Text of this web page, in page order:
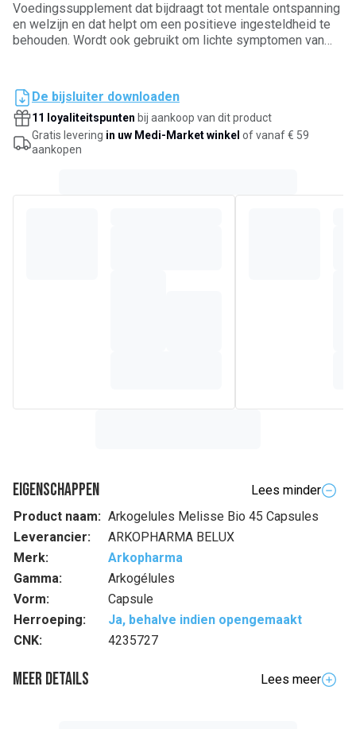
Voedingssupplement dat bijdraagt tot mentale ontspanning
en welzijn en dat helpt om een positieve ingesteldheid te
behouden. Wordt ook gebruikt om lichte symptomen van
De bijsluiter downloaden
11 loyaliteitspunten bij aankoop van dit product
Gratis levering in uw Medi-Market winkel of vanaf € 59
aankopen
Eigenschappen
Lees minder
Product naam: Arkogelules Melisse Bio 45 Capsules
Leverancier:
ARKOPHARMA BELUX
Merk:
Arkopharma
Gamma:
Arkogélules
Vorm:
Capsule
Herroeping:
Ja, behalve indien opengemaakt
CNK:
4235727
Meer details
Lees meer